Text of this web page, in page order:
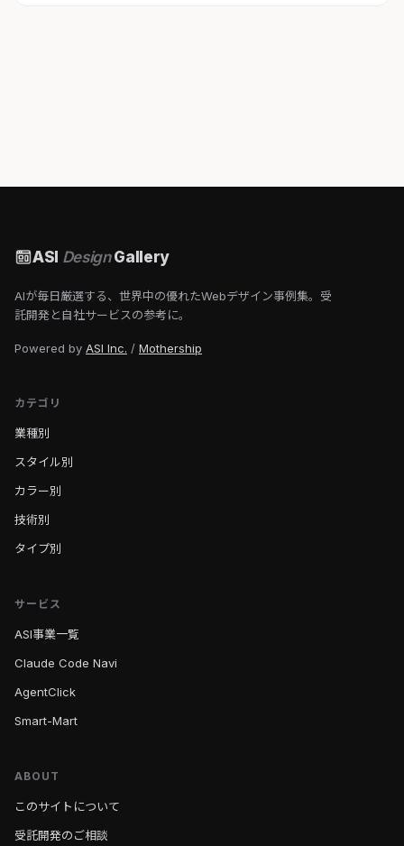
ASI DesignGallery
AIが毎日厳選する、世界中の優れたWebデザイン事例集。受
託開発と自社サービスの参考に。
Powered by ASI Inc. / Mothership
カテゴリ
業種別
スタイル別
カラー別
技術別
タイプ別
サービス
ASI事業一覧
Claude Code Navi
AgentClick
Smart-Mart
ABOUT
このサイトについて
受託開発のご相談